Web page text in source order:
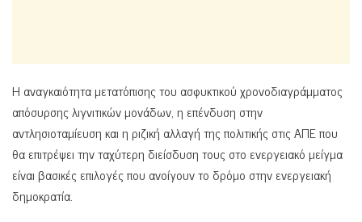
Η αναγκαιότητα μετατόπισης του ασφυκτικού χρονοδιαγράμματος
απόσυρσης λιγνιτικών μονάδων, η επένδυση στην
αντλησιοταμίευση και η ριζική αλλαγή της πολιτικής στις ΑΠΕ που
θα επιτρέψει την ταχύτερη διείσδυση τους στο ενεργειακό μείγμα
είναι βασικές επιλογές που ανοίγουν το δρόμο στην ενεργειακή
δημοκρατία.